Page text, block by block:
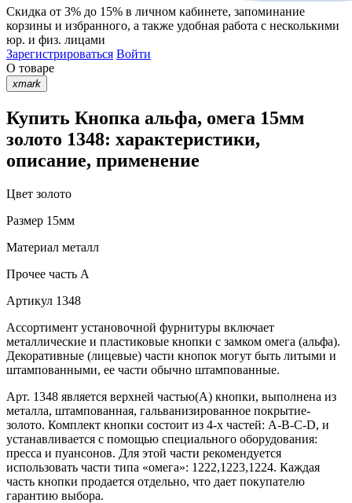
Скидка от 3% до 15% в личном кабинете, запоминание
корзины и избранного, а также удобная работа с несколькими
юр. и физ. лицами
Зарегистрироваться Войти
О товаре
xmark
Купить Кнопка альфа, омега 15мм
золото 1348: характеристики,
описание, применение
Цвет золото
Размер 15мм
Материал металл
Прочее часть A
Артикул 1348
Ассортимент установочной фурнитуры включает
металлические и пластиковые кнопки с замком омега (альфа).
Декоративные (лицевые) части кнопок могут быть литыми и
штампованными, ее части обычно штампованные.
Арт. 1348 является верхней частью(А) кнопки, выполнена из
металла, штампованная, гальванизированное покрытие-
золото. Комплект кнопки состоит из 4-х частей: А-В-С-D, и
устанавливается с помощью специального оборудования:
пресса и пуансонов. Для этой части рекомендуется
использовать части типа «омега»: 1222,1223,1224. Каждая
часть кнопки продается отдельно, что дает покупателю
гарантию выбора.